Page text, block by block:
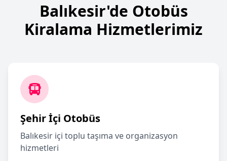
Balıkesir'de Otobüs
Kiralama Hizmetlerimiz
Şehir İçi Otobüs
Balıkesir içi toplu taşıma ve organizasyon
hizmetleri